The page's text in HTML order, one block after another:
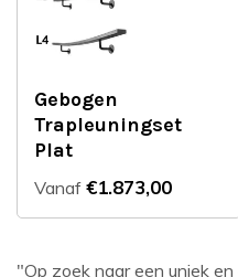
Gebogen
Trapleuningset
Plat
Vanaf €1.873,00
"Op zoek naar een uniek